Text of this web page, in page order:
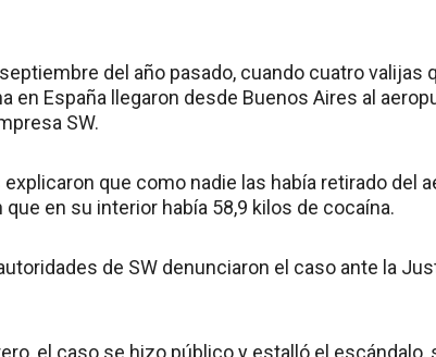
del año pasado, cuando cuatro valijas
en España llegaron desde Buenos Aires al
SW.
que como nadie las había retirado del
en su interior había 58,9 kilos de cocaína.
de SW denunciaron el caso ante la
el caso se hizo público y estalló el escándalo,